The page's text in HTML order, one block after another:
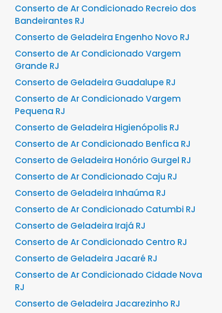
Conserto de Ar Condicionado Recreio dos
Bandeirantes RJ
Conserto de Geladeira Engenho Novo RJ
Conserto de Ar Condicionado Vargem
Grande RJ
Conserto de Geladeira Guadalupe RJ
Conserto de Ar Condicionado Vargem
Pequena RJ
Conserto de Geladeira Higienópolis RJ
Conserto de Ar Condicionado Benfica RJ
Conserto de Geladeira Honório Gurgel RJ
Conserto de Ar Condicionado Caju RJ
Conserto de Geladeira Inhaúma RJ
Conserto de Ar Condicionado Catumbi RJ
Conserto de Geladeira Irajá RJ
Conserto de Ar Condicionado Centro RJ
Conserto de Geladeira Jacaré RJ
Conserto de Ar Condicionado Cidade Nova
RJ
Conserto de Geladeira Jacarezinho RJ